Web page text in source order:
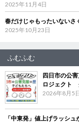
2025年11月4日
春だけじゃもったいないさ
2025年10月23日
ふむふむ
四日市の公
ロジェクト
2026年8月5
「中東発」値上げラッシ